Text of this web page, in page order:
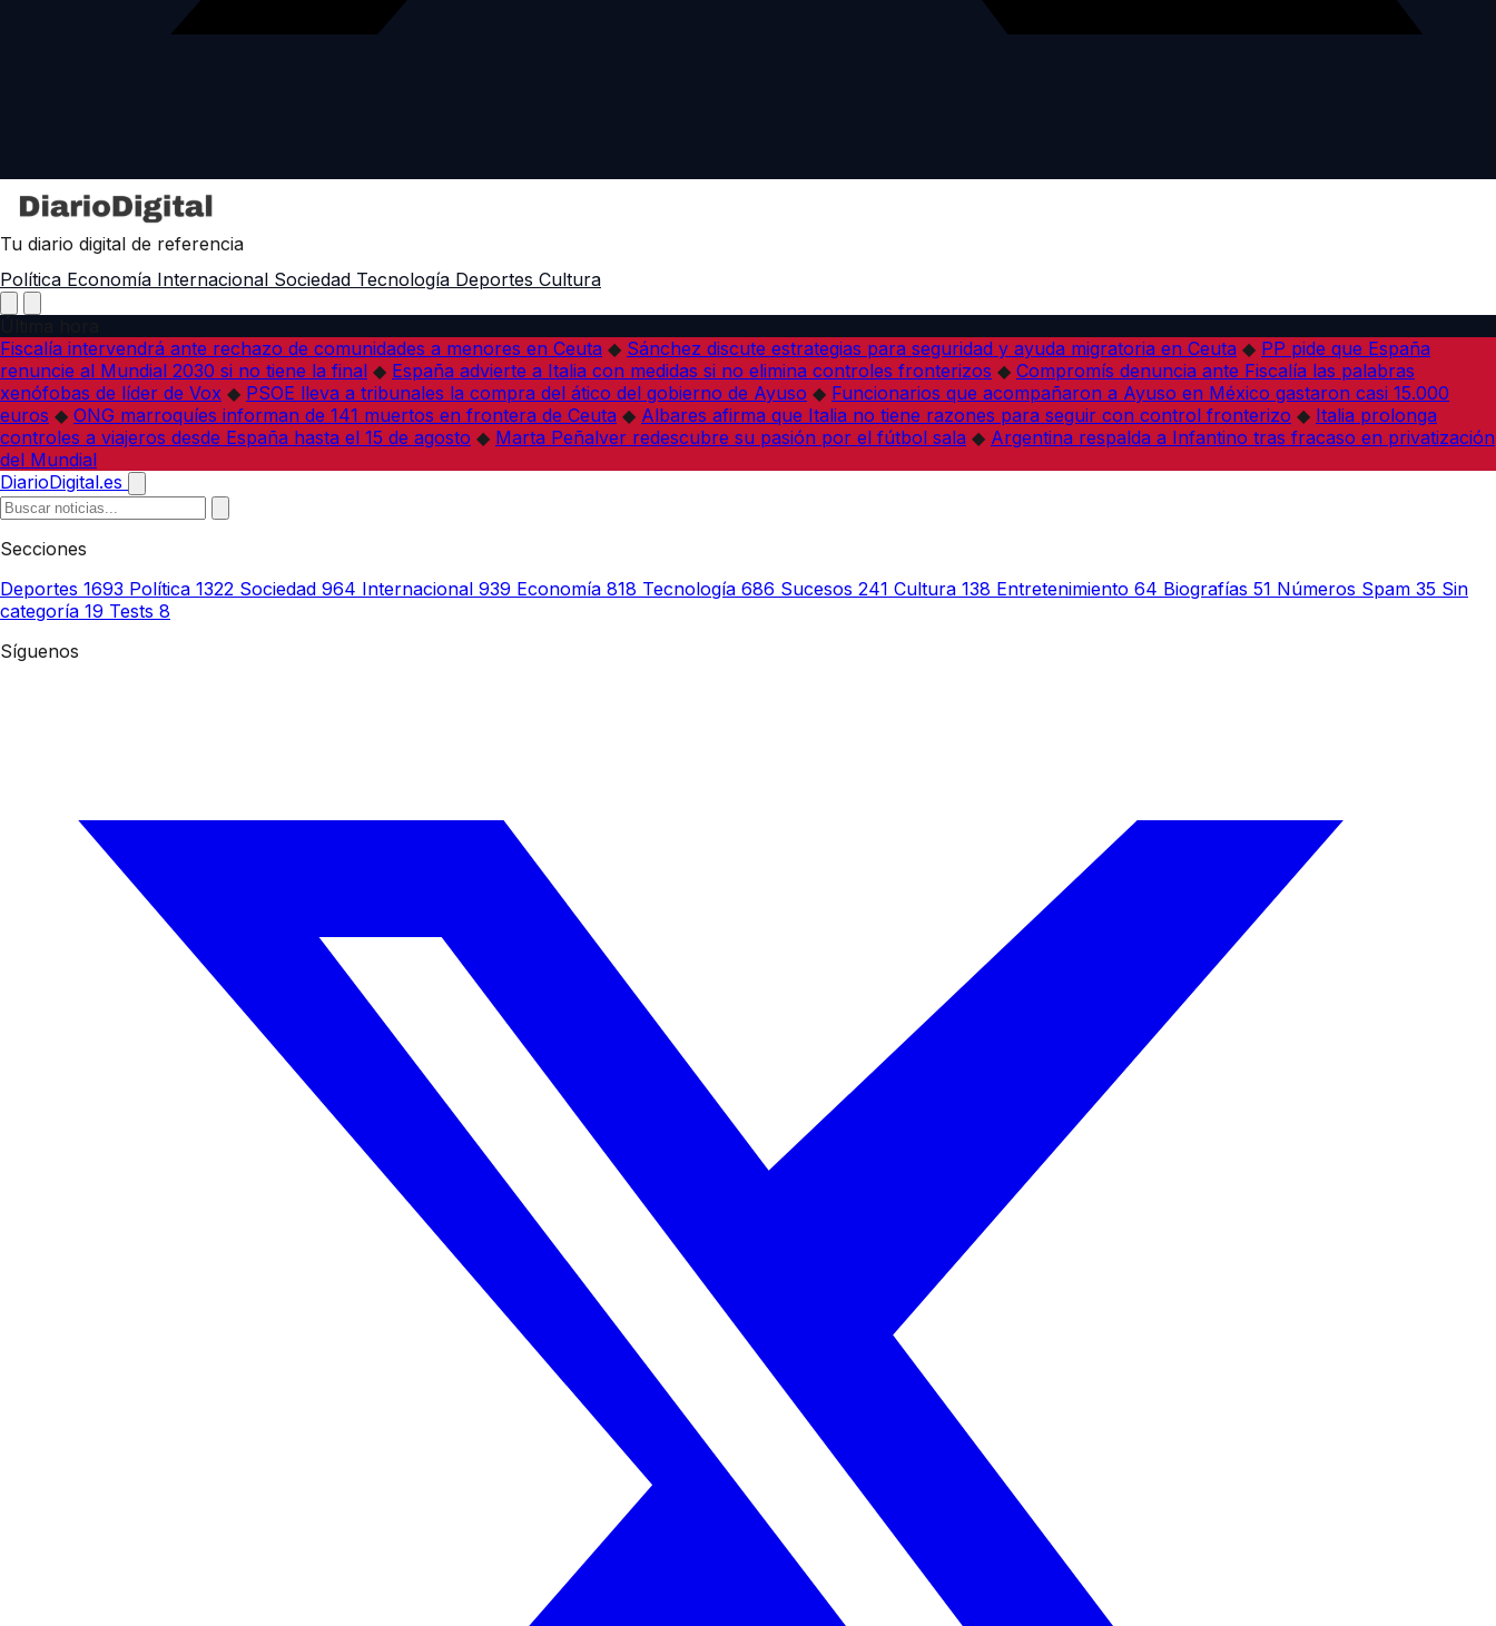
Tu diario digital de referencia
Política Economía Internacional Sociedad Tecnología Deportes Cultura
Fiscalía intervendrá ante rechazo de comunidades a menores en Ceuta ◆ Sánchez discute estrategias para seguridad y ayuda migratoria en Ceuta ◆ PP pide que España
renuncie al Mundial 2030 si no tiene la final ◆ España advierte a Italia con medidas si no elimina controles fronterizos ◆ Compromís denuncia ante Fiscalía las palabras
xenófobas de líder de Vox ◆ PSOE lleva a tribunales la compra del ático del gobierno de Ayuso ◆ Funcionarios que acompañaron a Ayuso en México gastaron casi 15.000
euros ◆ ONG marroquíes informan de 141 muertos en frontera de Ceuta ◆ Albares afirma que Italia no tiene razones para seguir con control fronterizo ◆ Italia prolonga
controles a viajeros desde España hasta el 15 de agosto ◆ Marta Peñalver redescubre su pasión por el fútbol sala ◆ Argentina respalda a Infantino tras fracaso en privatización
del Mundial
DiarioDigital.es
Secciones
Deportes 1693 Política 1322 Sociedad 964 Internacional 939 Economía 818 Tecnología 686 Sucesos 241 Cultura 138 Entretenimiento 64 Biografías 51 Números Spam 35 Sin
categoría 19 Tests 8
Síguenos